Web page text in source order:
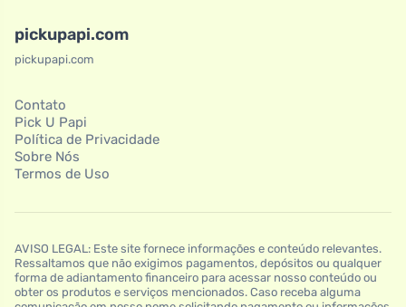
pickupapi.com
pickupapi.com
Contato
Pick U Papi
Política de Privacidade
Sobre Nós
Termos de Uso
AVISO LEGAL: Este site fornece informações e conteúdo relevantes.
Ressaltamos que não exigimos pagamentos, depósitos ou qualquer
forma de adiantamento financeiro para acessar nosso conteúdo ou
obter os produtos e serviços mencionados. Caso receba alguma